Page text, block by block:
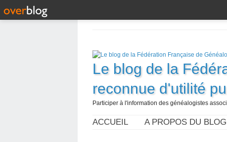
Le blog de la
reconnue d'utilité
Participer à l'information des généalogistes
ACCUEIL A PROPOS DU